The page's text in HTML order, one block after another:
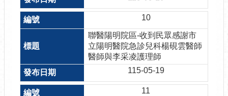
10
聯醫陽明院區-收到民眾感謝市
立陽明醫院急診兒科楊硯雲醫師
醫師與李采凌護理師
115-05-19
11